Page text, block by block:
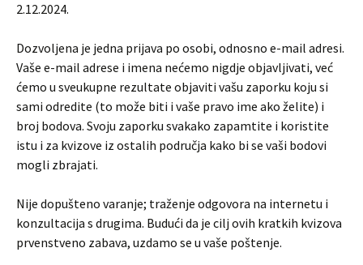
2.12.2024.
Dozvoljena je jedna prijava po osobi, odnosno e-mail adresi.
Vaše e-mail adrese i imena nećemo nigdje objavljivati, već
ćemo u sveukupne rezultate objaviti vašu zaporku koju si
sami odredite (to može biti i vaše pravo ime ako želite) i
broj bodova. Svoju zaporku svakako zapamtite i koristite
istu i za kvizove iz ostalih područja kako bi se vaši bodovi
mogli zbrajati.
Nije dopušteno varanje; traženje odgovora na internetu i
konzultacija s drugima. Budući da je cilj ovih kratkih kvizova
prvenstveno zabava, uzdamo se u vaše poštenje.